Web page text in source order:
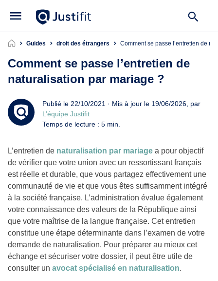
Guides droit des étrangers Comment se passe l’entretien de
Comment se passe l’entretien de
naturalisation par mariage ?
Publié le 22/10/2021 · Mis à jour le 19/06/2026, par
L’équipe Justifit
Temps de lecture : 5 min.
L’entretien de naturalisation par mariage a pour objectif
de vérifier que votre union avec un ressortissant français
est réelle et durable, que vous partagez effectivement une
communauté de vie et que vous êtes suffisamment intégré
à la société française. L’administration évalue également
votre connaissance des valeurs de la République ainsi
que votre maîtrise de la langue française. Cet entretien
constitue une étape déterminante dans l’examen de votre
demande de naturalisation. Pour préparer au mieux cet
échange et sécuriser votre dossier, il peut être utile de
consulter un avocat spécialisé en naturalisation.